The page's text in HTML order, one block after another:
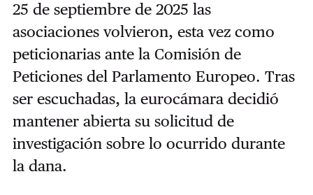
25 de septiembre de 2025 las
asociaciones volvieron, esta vez como
peticionarias ante la Comisión de
Peticiones del Parlamento Europeo. Tras
ser escuchadas, la eurocámara decidió
mantener abierta su solicitud de
investigación sobre lo ocurrido durante
la dana.